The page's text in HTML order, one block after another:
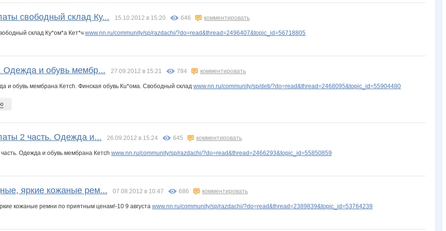
свободный склад Ку... 15.10.2012 в 15:20 646 комментировать
склад Ку*ом*а Кет*ч www.nn.ru/community/sp/razdachi/?do=read&thread=2496407&topic_id=56718805
Одежда и обувь мембр... 27.09.2012 в 15:21 784 комментировать
и обувь мембрана Кетch. Финская обувь Кu*oма. Свободный склад www.nn.ru/community/sp/deti/?do=read&thread=2468095&topic_id=55904480
2 часть. Одежда и... 26.09.2012 в 15:24 645 комментировать
Одежда и обувь мембрана Кетch www.nn.ru/community/sp/razdachi/?do=read&thread=2466293&topic_id=55850859
яркие кожаные рем... 07.08.2012 в 10:47 686 комментировать
кожаные ремни по приятным ценам!-10 9 августа www.nn.ru/community/sp/razdachi/?do=read&thread=2389839&topic_id=53764239